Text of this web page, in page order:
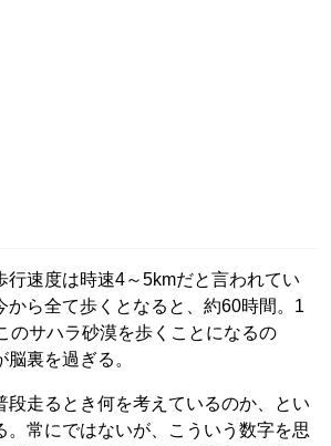
速度は時速4～5kmだと言われてい
から全て歩くとなると、約60時間。1
のサハラ砂漠を歩くことになるの
裏を過ぎる。
走るとき何を考えているのか、とい
。常にではないが、こういう数字を思